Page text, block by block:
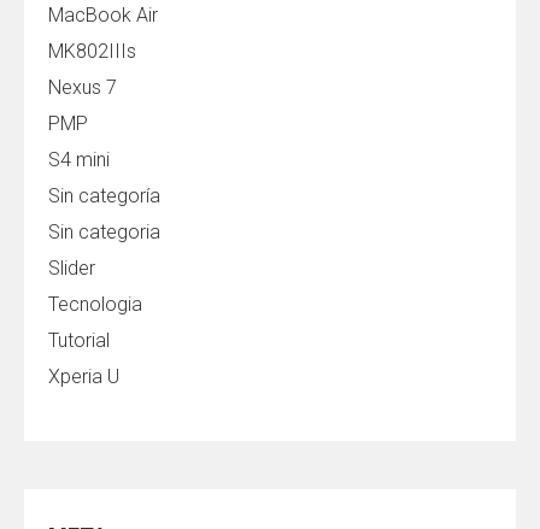
MacBook Air
MK802IIIs
Nexus 7
PMP
S4 mini
Sin categoría
Sin categoria
Slider
Tecnologia
Tutorial
Xperia U